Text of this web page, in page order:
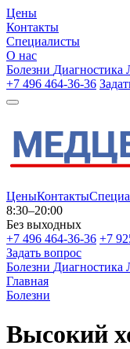
Цены
Контакты
Специалисты
О нас
Болезни Диагностика
+7 496 464-36-36
ЦеныКонтакты
8:30–20:00
Без выходных
+7 496 464-36-36 +7
Задать вопрос
Болезни Диагностика
Главная
Болезни
Высокий